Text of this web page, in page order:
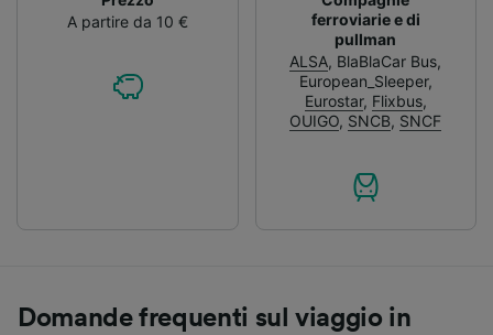
A partire da 10 €
ferroviarie e di
pullman
ALSA, BlaBlaCar Bus,
European_Sleeper,
Eurostar, Flixbus,
OUIGO, SNCB, SNCF
Domande frequenti sul viaggio in